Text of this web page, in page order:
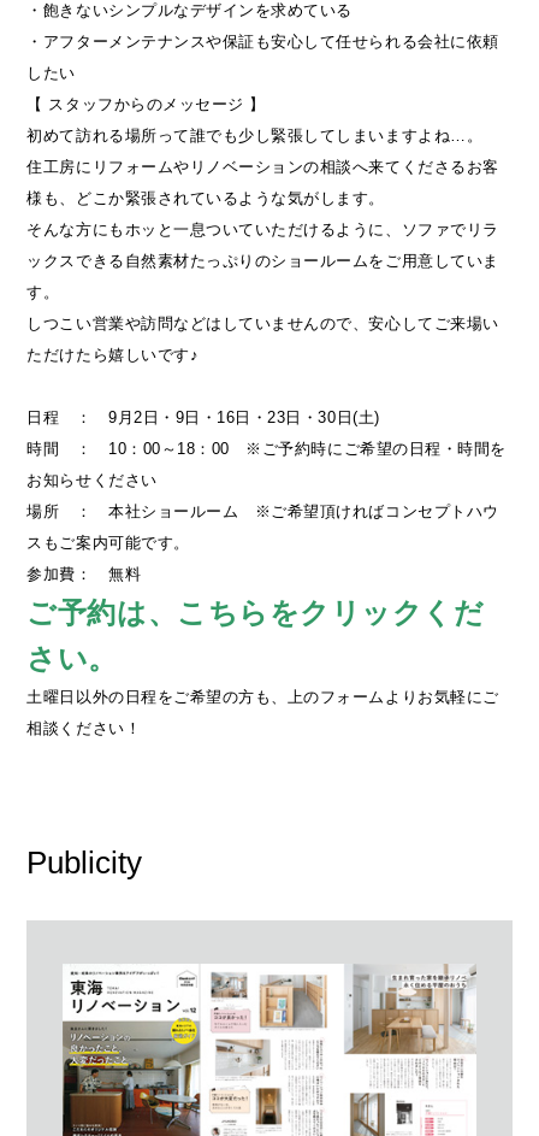
・飽きないシンプルなデザインを求めている
・アフターメンテナンスや保証も安心して任せられる会社に依頼
したい
【 スタッフからのメッセージ 】
初めて訪れる場所って誰でも少し緊張してしまいますよね…。
住工房にリフォームやリノベーションの相談へ来てくださるお客
様も、どこか緊張されているような気がします。
そんな方にもホッと一息ついていただけるように、ソファでリラ
ックスできる自然素材たっぷりのショールームをご用意していま
す。
しつこい営業や訪問などはしていませんので、安心してご来場い
ただけたら嬉しいです♪
日程 ： 9月2日・9日・16日・23日・30日(土)
時間 ： 10：00～18：00 ※ご予約時にご希望の日程・時間を
お知らせください
場所 ：本社ショールーム ※ご希望頂ければコンセプトハウ
スもご案内可能です。
参加費： 無料
ご予約は、こちらをクリックくだ
さい。
土曜日以外の日程をご希望の方も、上のフォームよりお気軽にご
相談ください！
Publicity